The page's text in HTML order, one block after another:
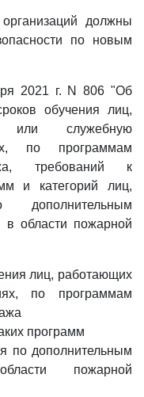
должны
по новым
2021 г. N 806 "Об
обучения лиц,
или служебную
по программам
требований к
и категорий лиц,
области пожарной
лиц, работающих
по программам
программ
по дополнительным
пожарной